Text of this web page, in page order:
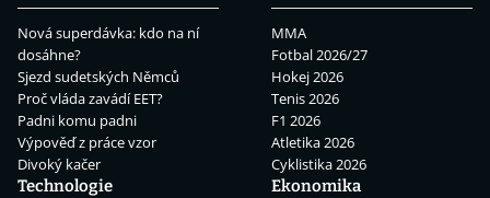
Nová superdávka: kdo na ní
dosáhne?
Sjezd sudetských Němců
Proč vláda zavádí EET?
Padni komu padni
Výpověď z práce vzor
Divoký kačer
MMA
Fotbal 2026/27
Hokej 2026
Tenis 2026
F1 2026
Atletika 2026
Cyklistika 2026
Technologie
Ekonomika